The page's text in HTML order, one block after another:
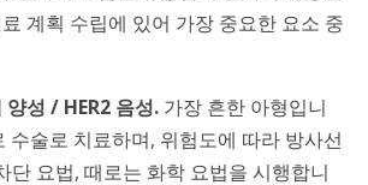
계획 수립에 있어 가장 중요한 요소 중
성 / HER2 음성. 가장 흔한 아형입니
수술로 치료하며, 위험도에 따라 방사선
단 요법, 때로는 화학 요법을 시행합니